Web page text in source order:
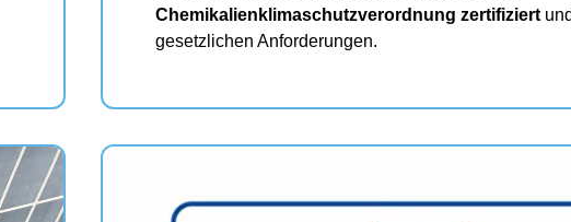
Chemikalienklimaschutzverordnung zertifiziert
gesetzlichen Anforderungen.